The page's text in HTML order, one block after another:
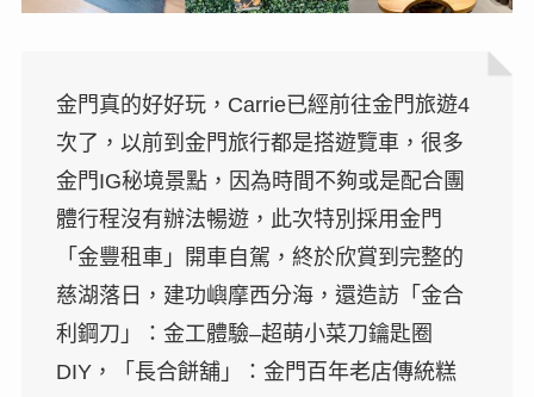
金門真的好好玩，Carrie已經前往金門旅遊4
次了，以前到金門旅行都是搭遊覽車，很多
金門IG秘境景點，因為時間不夠或是配合團
體行程沒有辦法暢遊，此次特別採用金門
「金豐租車」開車自駕，終於欣賞到完整的
慈湖落日，建功嶼摩西分海，還造訪「金合
利鋼刀」：金工體驗–超萌小菜刀鑰匙圈
DIY，「長合餅舖」：金門百年老店傳統糕